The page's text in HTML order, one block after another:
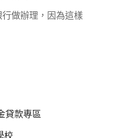
做辦理，因為這樣
貸款專區
校